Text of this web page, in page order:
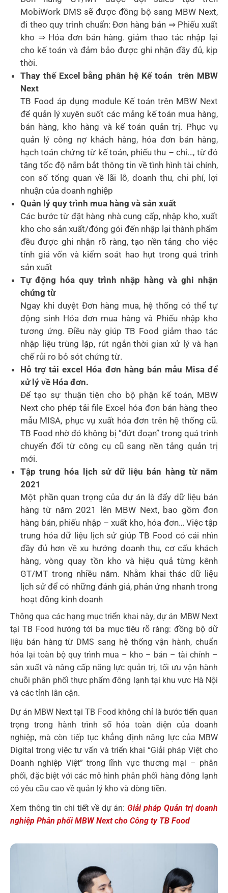
MobiWork DMS sẽ được đồng bộ sang MBW Next,
đi theo quy trình chuẩn: Đơn hàng bán ⇒ Phiếu xuất
kho ⇒ Hóa đơn bán hàng. giảm thao tác nhập lại
cho kế toán và đảm bảo được ghi nhận đầy đủ, kịp
thời.
Thay thế Excel bằng phân hệ Kế toán trên MBW
Next
TB Food áp dụng module Kế toán trên MBW Next
để quản lý xuyên suốt các mảng kế toán mua hàng,
bán hàng, kho hàng và kế toán quản trị. Phục vụ
quản lý công nợ khách hàng, hóa đơn bán hàng,
hạch toán chứng từ kế toán, phiếu thu – chi…, từ đó
tăng tốc độ nắm bắt thông tin về tình hình tài chính,
con số tổng quan về lãi lỗ, doanh thu, chi phí, lợi
nhuận của doanh nghiệp
Quản lý quy trình mua hàng và sản xuất
Các bước từ đặt hàng nhà cung cấp, nhập kho, xuất
kho cho sản xuất/đóng gói đến nhập lại thành phẩm
đều được ghi nhận rõ ràng, tạo nền tảng cho việc
tính giá vốn và kiểm soát hao hụt trong quá trình
sản xuất
Tự động hóa quy trình nhập hàng và ghi nhận
chứng từ
Ngay khi duyệt Đơn hàng mua, hệ thống có thể tự
động sinh Hóa đơn mua hàng và Phiếu nhập kho
tương ứng. Điều này giúp TB Food giảm thao tác
nhập liệu trùng lặp, rút ngắn thời gian xử lý và hạn
chế rủi ro bỏ sót chứng từ.
Hỗ trợtải excel Hóa đơn hàng bán mẫu Misa để
xử lý về Hóa đơn.
Để tạo sự thuận tiện cho bộ phận kế toán, MBW
Next cho phép tải file Excel hóa đơn bán hàng theo
mẫu MISA, phục vụ xuất hóa đơn trên hệ thống cũ.
TB Food nhờ đó không bị “đứt đoạn” trong quá trình
chuyển đổi từ công cụ cũ sang nền tảng quản trị
mới.
Tập trung hóa lịch sử dữ liệu bán hàng từ năm
2021
Một phần quan trọng của dự án là đẩy dữ liệu bán
hàng từ năm 2021 lên MBW Next, bao gồm đơn
hàng bán, phiếu nhập – xuất kho, hóa đơn… Việc tập
trung hóa dữ liệu lịch sử giúp TB Food có cái nhìn
đầy đủ hơn về xu hướng doanh thu, cơ cấu khách
hàng, vòng quay tồn kho và hiệu quả từng kênh
GT/MT trong nhiều năm. Nhằm khai thác dữ liệu
lịch sử để có những đánh giá, phản ứng nhanh trong
hoạt động kinh doanh
Thông qua các hạng mục triển khai này, dự án MBW Next
tại TB Food hướng tới ba mục tiêu rõ ràng: đồng bộ dữ
liệu bán hàng từ DMS sang hệ thống vận hành, chuẩn
hóa lại toàn bộ quy trình mua – kho – bán – tài chính –
sản xuất và nâng cấp năng lực quản trị, tối ưu vận hành
chuỗi phân phối thực phẩm đông lạnh tại khu vực Hà Nội
và các tỉnh lân cận.
Dự án MBW Next tại TB Food không chỉ là bước tiến quan
trọng trong hành trình số hóa toàn diện của doanh
nghiệp, mà còn tiếp tục khẳng định năng lực của MBW
Digital trong việc tư vấn và triển khai “Giải pháp Việt cho
Doanh nghiệp Việt” trong lĩnh vực thương mại – phân
phối, đặc biệt với các mô hình phân phối hàng đông lạnh
có yêu cầu cao về quản lý kho và dòng tiền.
Xem thông tin chi tiết về dự án:Giải pháp Quản trị doanh
nghiệp Phân phối MBW Next cho Công ty TB Food